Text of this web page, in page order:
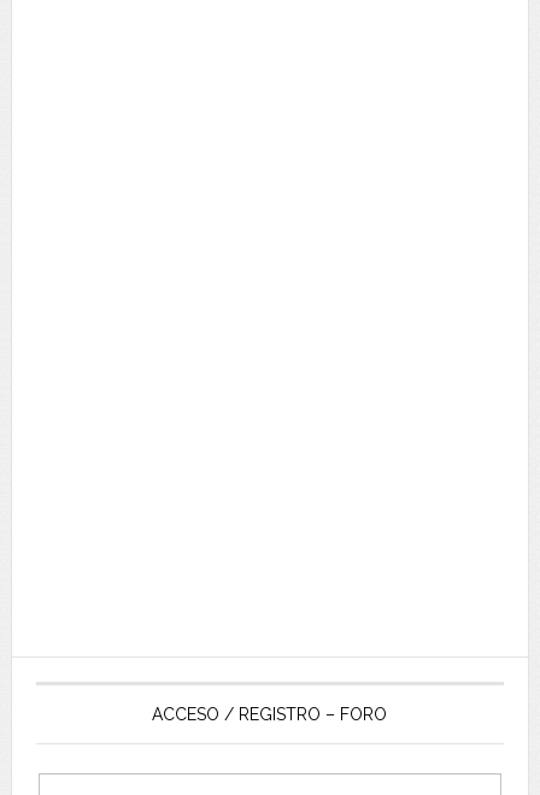
ACCESO / REGISTRO – FORO